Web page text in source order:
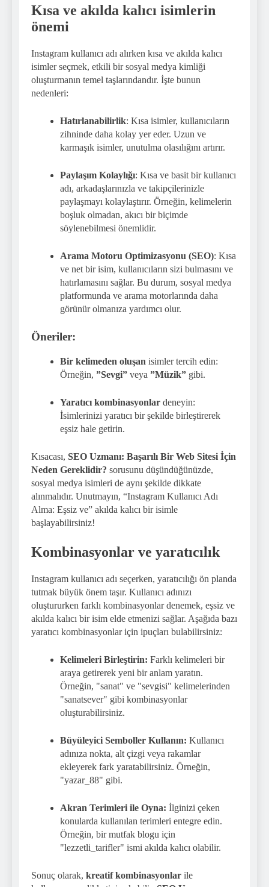
Kısa ve akılda kalıcı isimlerin
önemi
Instagram kullanıcı adı alırken kısa ve akılda kalıcı
isimler seçmek, etkili bir sosyal medya kimliği
oluşturmanın temel taşlarındandır. İşte bunun
nedenleri:
Hatırlanabilirlik: Kısa isimler, kullanıcıların
zihninde daha kolay yer eder. Uzun ve
karmaşık isimler, unutulma olasılığını artırır.
Paylaşım Kolaylığı: Kısa ve basit bir kullanıcı
adı, arkadaşlarınızla ve takipçilerinizle
paylaşmayı kolaylaştırır. Örneğin, kelimelerin
boşluk olmadan, akıcı bir biçimde
söylenebilmesi önemlidir.
Arama Motoru Optimizasyonu (SEO): Kısa
ve net bir isim, kullanıcıların sizi bulmasını ve
hatırlamasını sağlar. Bu durum, sosyal medya
platformunda ve arama motorlarında daha
görünür olmanıza yardımcı olur.
Öneriler:
Bir kelimeden oluşan isimler tercih edin:
Örneğin, ”Sevgi” veya ”Müzik” gibi.
Yaratıcı kombinasyonlar deneyin:
İsimlerinizi yaratıcı bir şekilde birleştirerek
eşsiz hale getirin.
Kısacası, SEO Uzmanı: Başarılı Bir Web Sitesi İçin
Neden Gereklidir? sorusunu düşündüğünüzde,
sosyal medya isimleri de aynı şekilde dikkate
alınmalıdır. Unutmayın, “Instagram Kullanıcı Adı
Alma: Eşsiz ve” akılda kalıcı bir isimle
başlayabilirsiniz!
Kombinasyonlar ve yaratıcılık
Instagram kullanıcı adı seçerken, yaratıcılığı ön planda
tutmak büyük önem taşır. Kullanıcı adınızı
oluştururken farklı kombinasyonlar denemek, eşsiz ve
akılda kalıcı bir isim elde etmenizi sağlar. Aşağıda bazı
yaratıcı kombinasyonlar için ipuçları bulabilirsiniz:
Kelimeleri Birleştirin: Farklı kelimeleri bir
araya getirerek yeni bir anlam yaratın.
Örneğin, "sanat" ve "sevgisi" kelimelerinden
"sanatsever" gibi kombinasyonlar
oluşturabilirsiniz.
Büyüleyici Semboller Kullanın: Kullanıcı
adınıza nokta, alt çizgi veya rakamlar
ekleyerek fark yaratabilirsiniz. Örneğin,
"yazar_88" gibi.
Akran Terimleri ile Oyna: İlginizi çeken
konularda kullanılan terimleri entegre edin.
Örneğin, bir mutfak blogu için
"lezzetli_tarifler" ismi akılda kalıcı olabilir.
Sonuç olarak, kreatif kombinasyonlar ile